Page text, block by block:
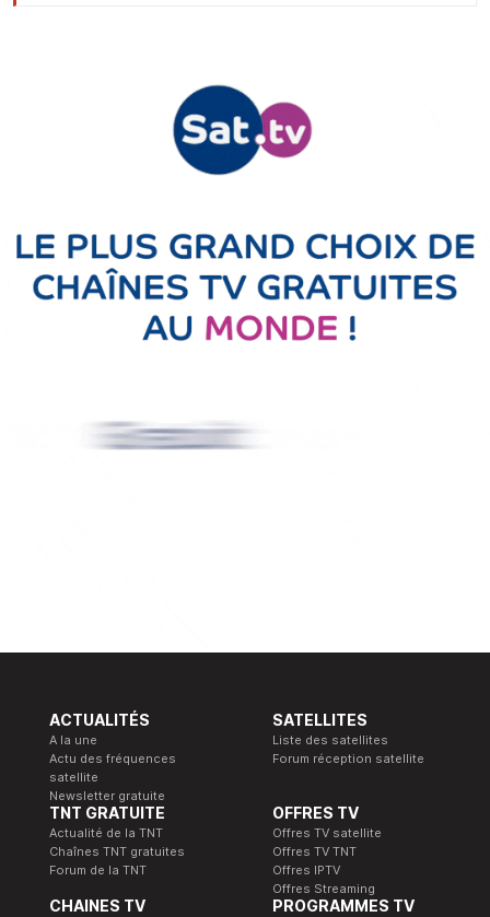
ACTUALITÉS
A la une
Actu des fréquences
satellite
Newsletter gratuite
SATELLITES
Liste des satellites
Forum réception satellite
TNT GRATUITE
Actualité de la TNT
Chaînes TNT gratuites
Forum de la TNT
OFFRES TV
Offres TV satellite
Offres TV TNT
Offres IPTV
Offres Streaming
CHAINES TV PROGRAMMES TV